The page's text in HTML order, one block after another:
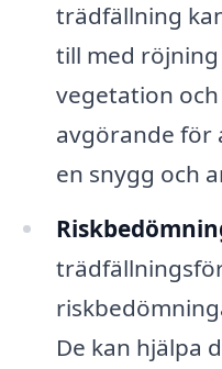
trädfällning
till med
vegetation
avgörande för
en snygg och
De kan hjälpa